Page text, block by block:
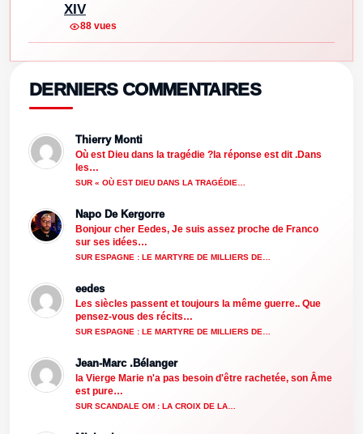
XIV
88 vues
DERNIERS COMMENTAIRES
Thierry Monti
Où est Dieu dans la tragédie ?la réponse est dit .Dans
les…
SUR « OÙ EST DIEU DANS LA TRAGÉDIE…
Napo De Kergorre
Bonjour cher Eedes, Je suis assez proche de Franco
sur ses idées…
SUR ESPAGNE : LE MARTYRE DE MILLIERS DE…
eedes
Les siècles passent et toujours la même guerre.. Que
pensez-vous des récits…
SUR ESPAGNE : LE MARTYRE DE MILLIERS DE…
Jean-Marc .Bélanger
la Vierge Marie n'a pas besoin d'être rachetée, son Âme
est pure…
SUR SCANDALE OM : LA CROIX DE LA…